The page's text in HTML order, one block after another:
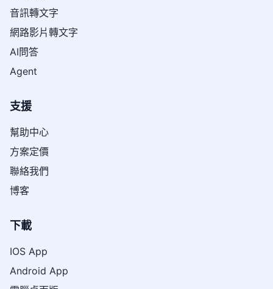
音訊轉文字
網路影片轉文字
AI問答
Agent
支援
幫助中心
方案定價
聯絡我們
博客
下載
IOS App
Android App